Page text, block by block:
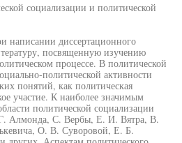
социализации и политической
написании диссертационного
посвященную изучению
процессе. В политической
политической активности
понятий, как политическая
участие. К наиболее значимым
политической социализации
Алмонда, С. Вербы, Е. И. Вятра, В.
О. В. Суворовой, Е. Б.